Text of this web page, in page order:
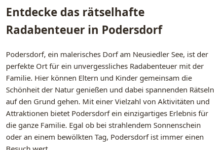
Entdecke das rätselhafte
Radabenteuer in Podersdorf
Podersdorf, ein malerisches Dorf am Neusiedler See, ist der
perfekte Ort für ein unvergessliches Radabenteuer mit der
Familie. Hier können Eltern und Kinder gemeinsam die
Schönheit der Natur genießen und dabei spannenden Rätseln
auf den Grund gehen. Mit einer Vielzahl von Aktivitäten und
Attraktionen bietet Podersdorf ein einzigartiges Erlebnis für
die ganze Familie. Egal ob bei strahlendem Sonnenschein
oder an einem bewölkten Tag, Podersdorf ist immer einen